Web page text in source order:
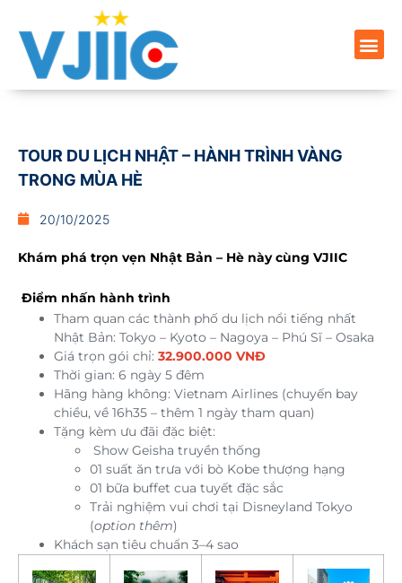
TOUR DU LỊCH NHẬT – HÀNH TRÌNH VÀNG
TRONG MÙA HÈ
20/10/2025
Khám phá trọn vẹn Nhật Bản – Hè này cùng VJIIC
Điểm nhấn hành trình
Tham quan các thành phố du lịch nổi tiếng nhất
Nhật Bản: Tokyo – Kyoto – Nagoya – Phú Sĩ – Osaka
Giá trọn gói chỉ: 32.900.000 VNĐ
Thời gian: 6 ngày 5 đêm
Hãng hàng không: Vietnam Airlines (chuyến bay
chiều, về 16h35 – thêm 1 ngày tham quan)
Tặng kèm ưu đãi đặc biệt:
Show Geisha truyền thống
01 suất ăn trưa với bò Kobe thượng hạng
01 bữa buffet cua tuyết đặc sắc
Trải nghiệm vui chơi tại Disneyland Tokyo
(option thêm)
Khách sạn tiêu chuẩn 3–4 sao